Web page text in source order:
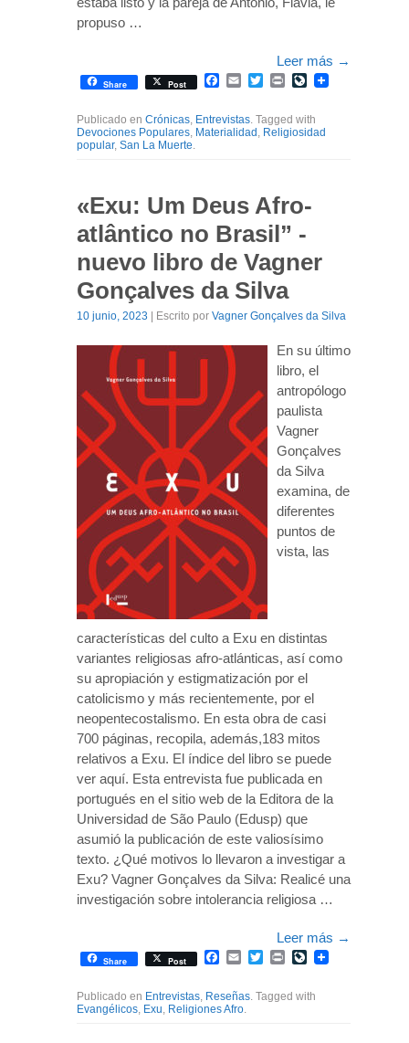
propuso …
Leer más →
Share Post Facebook
EmailTwitterPrintLiveJournal
Publicado en Crónicas Entrevistas . Tagged with
Devociones Populares Materialidad Religiosidad
popular, San La Muerte
«Exu: Um Deus Afro-
atlântico no Brasil” -
nuevo libro de Vagner
Gonçalves da Silva
10 junio, 2023 | Escrito por Vagner Gonçalves da Silva
En su último
libro, el
antropólogo
paulista
Vagner
Gonçalves
da Silva
examina, de
diferentes
puntos de
vista, las
características del culto a Exu en distintas
variantes religiosas afro-atlánticas, así como
su apropiación y estigmatización por el
catolicismo y más recientemente, por el
neopentecostalismo. En esta obra de casi
700 páginas, recopila, además,183 mitos
relativos a Exu. El índice del libro se puede
ver aquí. Esta entrevista fue publicada en
portugués en el sitio web de la Editora de la
Universidad de São Paulo (Edusp) que
asumió la publicación de este valiosísimo
texto. ¿Qué motivos lo llevaron a investigar a
Exu? Vagner Gonçalves da Silva: Realicé una
investigación sobre intolerancia religiosa …
Leer más →
Share Post Facebook
EmailTwitterPrintLiveJournal
Publicado en Entrevistas Reseñas . Tagged with
Evangélicos Exu Religiones Afro